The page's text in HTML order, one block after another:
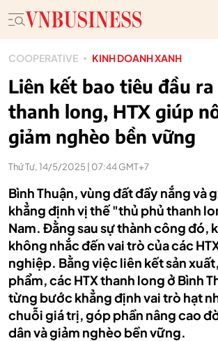
COOPERATIVE KINH DOANH XANH
Liên kết bao tiêu đầu
thanh long, HTX giúp
giảm nghèo bền vững
Thứ Tư, 14/5/2025 | 07:44 GMT+7
Bình Thuận, vùng đất đầy nắng và
khẳng định vị thế "thủ phủ thanh
Nam. Đằng sau sự thành công đó,
không nhắc đến vai trò của các
nghiệp. Bằng việc liên kết sản
phẩm, các HTX thanh long ở Bình
từng bước khẳng định vai trò hạt
chuỗi giá trị, góp phần nâng cao
dân và giảm nghèo bền vững.